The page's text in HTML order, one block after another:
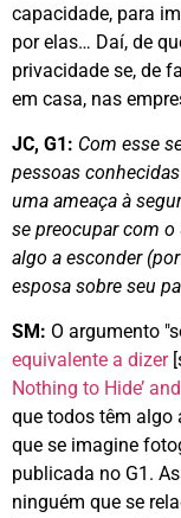
capacidade, para
por elas… Daí, de
privacidade se, de
em casa, nas
JC, G1: Com esse
pessoas
uma ameaça à
se preocupar com
algo a esconder
esposa sobre seu
SM: O argumento
equivalente a dizer
Nothing to Hide’
que todos têm algo
que se imagine
publicada no G1.
ninguém que se